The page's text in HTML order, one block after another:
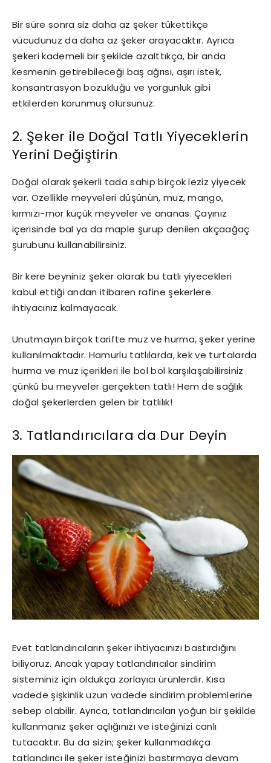
Bir süre sonra siz daha az şeker tükettikçe
vücudunuz da daha az şeker arayacaktır. Ayrıca
şekeri kademeli bir şekilde azalttıkça, bir anda
kesmenin getirebileceği baş ağrısı, aşırı istek,
konsantrasyon bozukluğu ve yorgunluk gibi
etkilerden korunmuş olursunuz.
2. Şeker ile Doğal Tatlı Yiyeceklerin
Yerini Değiştirin
Doğal olarak şekerli tada sahip birçok leziz yiyecek
var. Özellikle meyveleri düşünün, muz, mango,
kırmızı-mor küçük meyveler ve ananas. Çayınız
içerisinde bal ya da maple şurup denilen akçaağaç
şurubunu kullanabilirsiniz.
Bir kere beyniniz şeker olarak bu tatlı yiyecekleri
kabul ettiği andan itibaren rafine şekerlere
ihtiyacınız kalmayacak.
Unutmayın birçok tarifte muz ve hurma, şeker yerine
kullanılmaktadır. Hamurlu tatlılarda, kek ve turtalarda
hurma ve muz içerikleri ile bol bol karşılaşabilirsiniz
çünkü bu meyveler gerçekten tatlı! Hem de sağlık
doğal şekerlerden gelen bir tatlılık!
3. Tatlandırıcılara da Dur Deyin
Evet tatlandırıcıların şeker ihtiyacınızı bastırdığını
biliyoruz. Ancak yapay tatlandırıcılar sindirim
sisteminiz için oldukça zorlayıcı ürünlerdir. Kısa
vadede şişkinlik uzun vadede sindirim problemlerine
sebep olabilir. Ayrıca, tatlandırıcıları yoğun bir şekilde
kullanmanız şeker açlığınızı ve isteğinizi canlı
tutacaktır. Bu da sizin; şeker kullanmadıkça
tatlandırıcı ile şeker isteğinizi bastırmaya devam